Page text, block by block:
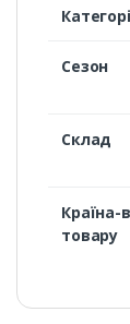
Сезон
Cклад
Країна-
товару